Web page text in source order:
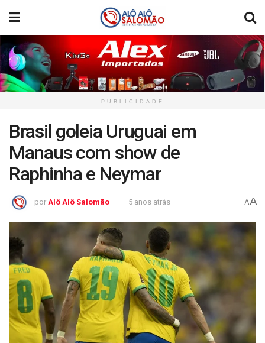
PUBLICIDADE
Brasil goleia Uruguai em
Manaus com show de
Raphinha e Neymar
por Alô Alô Salomão 5 anos atrás AA